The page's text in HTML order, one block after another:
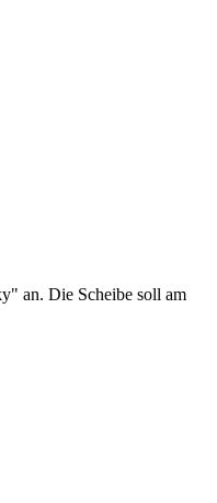
an. Die Scheibe soll am